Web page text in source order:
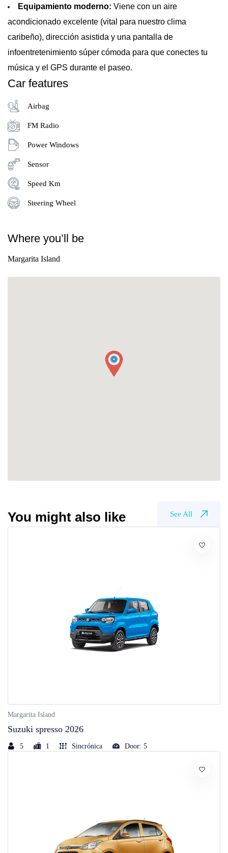
Equipamiento moderno: Viene con un aire
acondicionado excelente (vital para nuestro clima
caribeño), dirección asistida y una pantalla de
infoentretenimiento súper cómoda para que conectes tu
música y el GPS durante el paseo.
Car features
Airbag
FM Radio
Power Windows
Sensor
Speed Km
Steering Wheel
Where you’ll be
Margarita Island
You might also like See All
Margarita Island
Suzuki spresso 2026
5 1 Sincrónica Door: 5